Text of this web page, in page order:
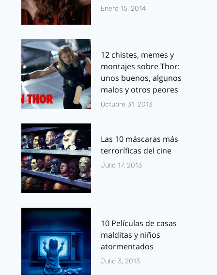
Enero 15, 2014
12 chistes, memes y
montajes sobre Thor:
unos buenos, algunos
malos y otros peores
Octubre 31, 2013
Las 10 máscaras más
terroríficas del cine
Julio 17, 2013
10 Películas de casas
malditas y niños
atormentados
Julio 3, 2013